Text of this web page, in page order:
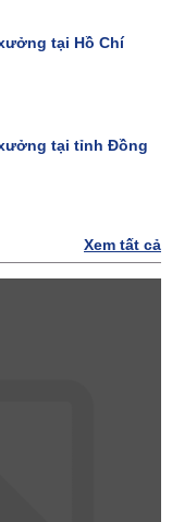
tại Hồ Chí
tại tỉnh Đồng
Xem tất cả